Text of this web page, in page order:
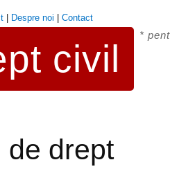
| Despre noi Contact
civil
*
de drept